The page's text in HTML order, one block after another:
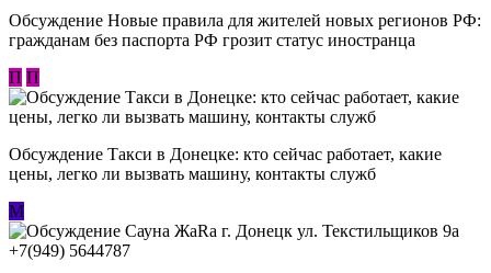
Обсуждение Новые правила для жителей новых регионов РФ:
гражданам без паспорта РФ грозит статус иностранца
П П
Обсуждение ​Такси в Донецке: кто сейчас работает, какие
цены, легко ли вызвать машину, контакты служб
М